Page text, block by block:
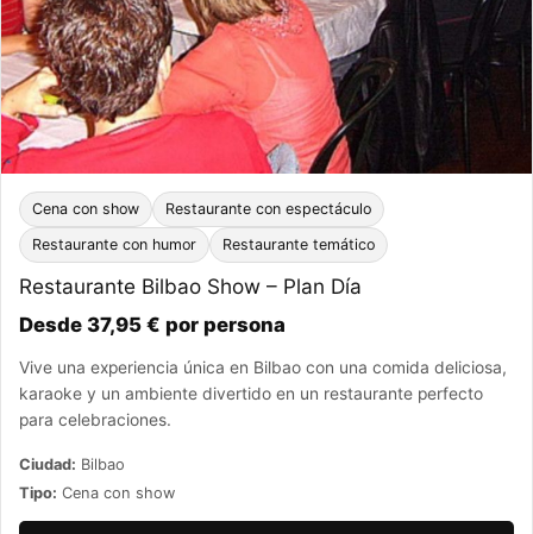
Cena con show Restaurante con espectáculo
Restaurante con humor Restaurante temático
Restaurante Bilbao Show – Plan Día
Desde 37,95 € por persona
Vive una experiencia única en Bilbao con una comida deliciosa,
karaoke y un ambiente divertido en un restaurante perfecto
para celebraciones.
Ciudad: Bilbao
Tipo: Cena con show